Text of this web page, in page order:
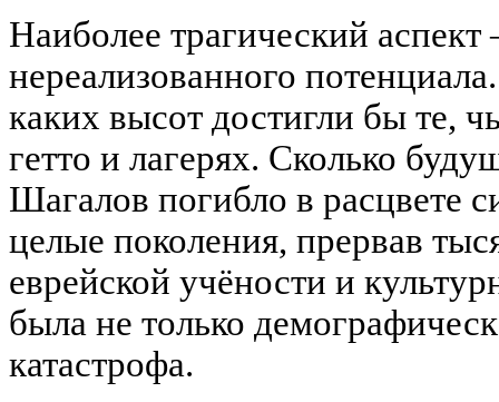
Наиболее трагический
нереализованного
каких высот достигли бы те,
гетто и лагерях. Сколько
Шагалов погибло в расцвете
целые поколения, прервав
еврейской учёности и
была не только
катастрофа.